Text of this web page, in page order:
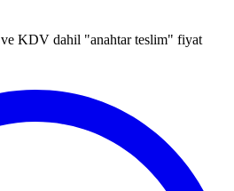
KDV dahil "anahtar teslim" fiyat